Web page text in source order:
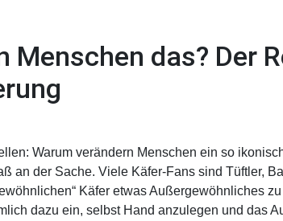
Menschen das? Der
Warum verändern Menschen ein so
an der Sache. Viele Käfer-Fans sind Tüftler,
Käfer etwas Außergewöhnliches
dazu ein, selbst Hand anzulegen und das